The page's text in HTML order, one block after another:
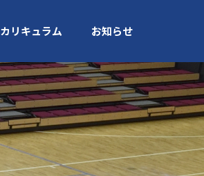
カリキュラム お知らせ